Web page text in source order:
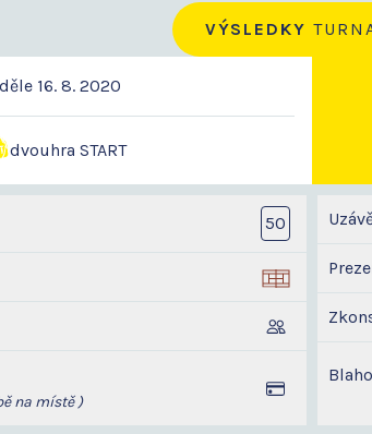
VÝSLEDKY
16. 8. 2020
dvouhra START
50
na místě )